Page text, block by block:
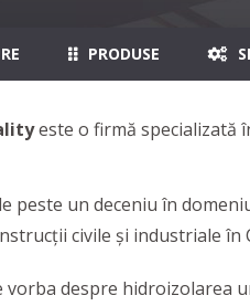
PRODUSE
este o firmă specializată
peste un deceniu în
civile și industriale în
vorba despre